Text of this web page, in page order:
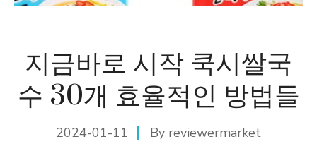
지금바로 시작 쿡시쌀국
수 30개 효율적인 방법들
2024-01-11 By reviewermarket